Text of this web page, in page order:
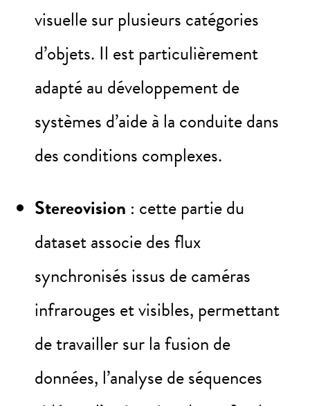
visuelle sur plusieurs catégories
d’objets. Il est particulièrement
adapté au développement de
systèmes d’aide à la conduite dans
des conditions complexes.
Stereovision : cette partie du
dataset associe des flux
synchronisés issus de caméras
infrarouges et visibles, permettant
de travailler sur la fusion de
données, l’analyse de séquences